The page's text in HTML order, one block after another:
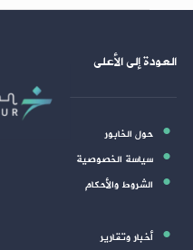
العودة إلى الأعلى
حول الخابور
سياسة الخصوصية
الشروط والأحكام
أخبار وتقارير